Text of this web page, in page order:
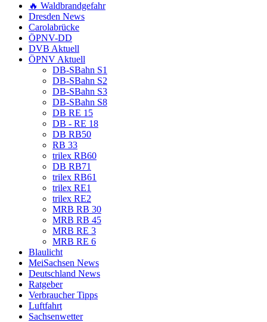
🔥 Waldbrandgefahr
Dresden News
Carolabrücke
ÖPNV-DD
DVB Aktuell
ÖPNV Aktuell
DB-SBahn S1
DB-SBahn S2
DB-SBahn S3
DB-SBahn S8
DB RE 15
DB - RE 18
DB RB50
RB 33
trilex RB60
DB RB71
trilex RB61
trilex RE1
trilex RE2
MRB RB 30
MRB RB 45
MRB RE 3
MRB RE 6
Blaulicht
MeiSachsen News
Deutschland News
Ratgeber
Verbraucher Tipps
Luftfahrt
Sachsenwetter